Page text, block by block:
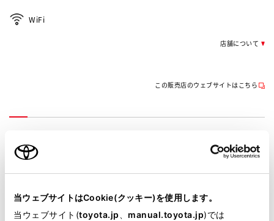
当ウェブサイトはCookie(クッキー)を使用します。
当ウェブサイト(toyota.jp manual.toyota.jp)では
WiFi
店舗について
この販売店のウェブサイトはこちら